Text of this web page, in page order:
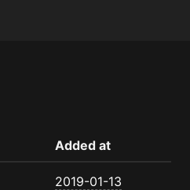
Added at
2019-01-13